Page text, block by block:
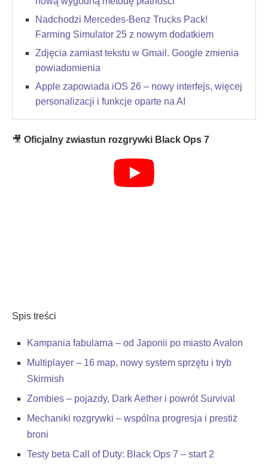
Nadchodzi Mercedes-Benz Trucks Pack!
Farming Simulator 25 z nowym dodatkiem
Zdjęcia zamiast tekstu w Gmail. Google zmienia
powiadomienia
Apple zapowiada iOS 26 – nowy interfejs, więcej
personalizacji i funkcje oparte na AI
🎥 Oficjalny zwiastun rozgrywki Black Ops 7
Spis treści
Kampania fabularna – od Japonii po miasto Avalon
Multiplayer – 16 map, nowy system sprzętu i tryb
Skirmish
Zombies – pojazdy, Dark Aether i powrót Survival
Mechaniki rozgrywki – wspólna progresja i prestiż
broni
Testy beta Call of Duty: Black Ops 7 – start 2